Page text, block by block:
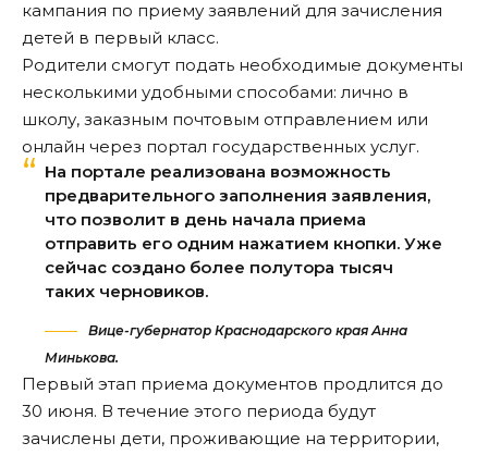
кампания по приему заявлений для зачисления
детей в первый класс.
Родители смогут подать необходимые документы
несколькими удобными способами: лично в
школу, заказным почтовым отправлением или
онлайн через портал государственных услуг.
На портале реализована возможность
предварительного заполнения заявления,
что позволит в день начала приема
отправить его одним нажатием кнопки. Уже
сейчас создано более полутора тысяч
таких черновиков.
Вице-губернатор Краснодарского края Анна
Минькова.
Первый этап приема документов продлится до
30 июня. В течение этого периода будут
зачислены дети, проживающие на территории,